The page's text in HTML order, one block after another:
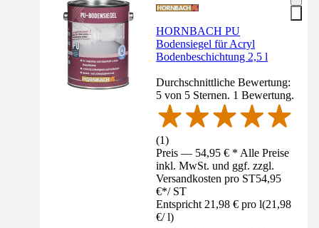
HORNBACH PU
Bodensiegel für Acryl
Bodenbeschichtung 2,5 l
Durchschnittliche Bewertung:
5 von 5 Sternen. 1 Bewertung.
(1)
Preis — 54,95 € * Alle Preise
inkl. MwSt. und ggf. zzgl.
Versandkosten pro ST54,95
€*/ ST
Entspricht 21,98 € pro l(21,98
€/ l)